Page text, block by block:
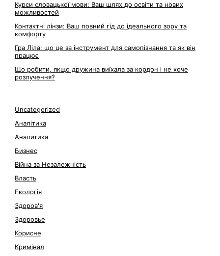
Курси словацької мови: Ваш шлях до освіти та нових
можливостей
Контактні лінзи: Ваш повний гід до ідеального зору та
комфорту
Гра Ліла: що це за інструмент для самопізнання та як він
працює
Що робити, якщо дружина виїхала за кордон і не хоче
розлучення?
Uncategorized
Аналітика
Аналитика
Бизнес
Війна за Незалежність
Власть
Екологія
Здоров'я
Здоровье
Корисне
Кримінал